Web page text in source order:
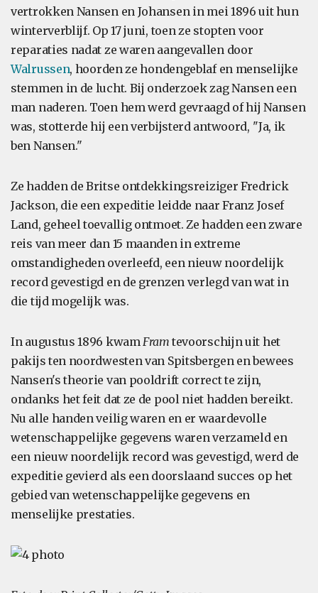
vertrokken Nansen en Johansen in mei 1896 uit hun
winterverblijf. Op 17 juni, toen ze stopten voor
reparaties nadat ze waren aangevallen door
Walrussen, hoorden ze hondengeblaf en menselijke
stemmen in de lucht. Bij onderzoek zag Nansen een
man naderen. Toen hem werd gevraagd of hij Nansen
was, stotterde hij een verbijsterd antwoord, ''Ja, ik
ben Nansen."
Ze hadden de Britse ontdekkingsreiziger Fredrick
Jackson, die een expeditie leidde naar Franz Josef
Land, geheel toevallig ontmoet. Ze hadden een zware
reis van meer dan 15 maanden in extreme
omstandigheden overleefd, een nieuw noordelijk
record gevestigd en de grenzen verlegd van wat in
die tijd mogelijk was.
In augustus 1896 kwamFram tevoorschijn uit het
pakijs ten noordwesten van Spitsbergen en bewees
Nansen's theorie van pooldrift correct te zijn,
ondanks het feit dat ze de pool niet hadden bereikt.
Nu alle handen veilig waren en er waardevolle
wetenschappelijke gegevens waren verzameld en
een nieuw noordelijk record was gevestigd, werd de
expeditie gevierd als een doorslaand succes op het
gebied van wetenschappelijke gegevens en
menselijke prestaties.